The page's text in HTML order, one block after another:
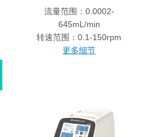
流量范围：0.0002-
645mL/min
转速范围：0.1-150rpm
更多细节